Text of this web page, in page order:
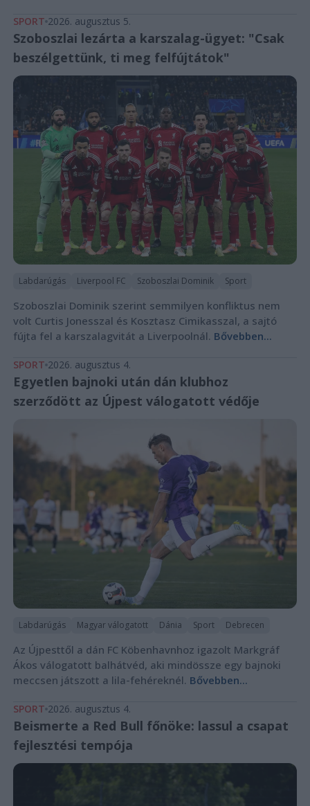
SPORT 2026. augusztus 5.
Szoboszlai lezárta a karszalag-ügyet: "Csak
beszélgettünk, ti meg felfújtátok"
Labdarúgás Liverpool FC Szoboszlai Dominik Sport
Szoboszlai Dominik szerint semmilyen konfliktus nem
volt Curtis Jonesszal és Kosztasz Cimikasszal, a sajtó
fújta fel a karszalagvitát a Liverpoolnál. Bővebben...
SPORT 2026. augusztus 4.
Egyetlen bajnoki után dán klubhoz
szerződött az Újpest válogatott védője
Labdarúgás Magyar válogatott Dánia Sport Debrecen
Az Újpesttől a dán FC Köbenhavnhoz igazolt Markgráf
Ákos válogatott balhátvéd, aki mindössze egy bajnoki
meccsen játszott a lila-fehéreknél. Bővebben...
SPORT 2026. augusztus 4.
Beismerte a Red Bull főnöke: lassul a csapat
fejlesztési tempója